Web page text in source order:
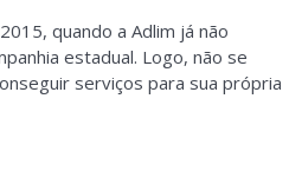
quando a Adlim já não
estadual. Logo, não se
serviços para sua própria